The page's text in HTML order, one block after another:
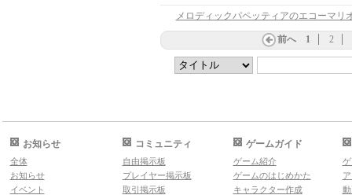
前へ 1 2
お知らせ
全体
お知らせ
イベント
コミュニティ
自由掲示板
プレイヤー掲示板
取引掲示板
ゲームガイド
ゲーム紹介
ゲームのはじめかた
キャラクター作成